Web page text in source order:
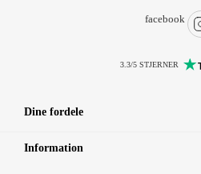
facebook
3.3/5 STJERNER
Dine fordele
Information